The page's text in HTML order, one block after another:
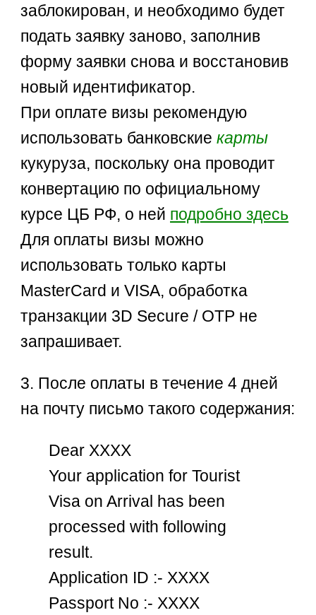
заблокирован, и необходимо будет
подать заявку заново, заполнив
форму заявки снова и восстановив
новый идентификатор.
При оплате визы рекомендую
использовать банковскиекарты
кукуруза, поскольку она проводит
конвертацию по официальному
курсе ЦБ РФ, о ней подробно здесь
Для оплаты визы можно
использовать только карты
MasterCard и VISA, обработка
транзакции 3D Secure / OTP не
запрашивает.
3. После оплаты в течение 4 дней
на почту письмо такого содержания:
Dear ХХХХ
Your application for Tourist
Visa on Arrival has been
processed with following
result.
Application ID :- ХХХХ
Passport No :- ХХХХ